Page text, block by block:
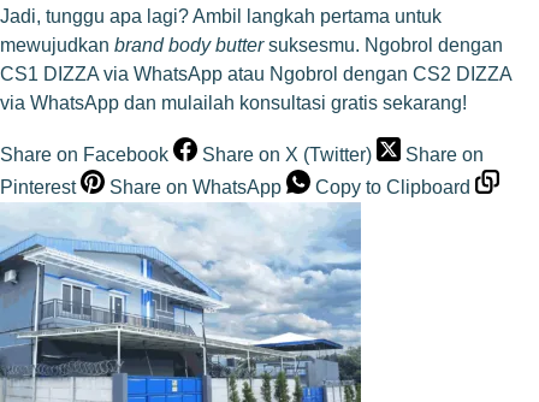
Jadi, tunggu apa lagi? Ambil langkah pertama untuk
mewujudkan brand body buttersuksesmu. Ngobrol dengan
CS1 DIZZA via WhatsApp atau Ngobrol dengan CS2 DIZZA
via WhatsApp dan mulailah konsultasi gratis sekarang!
Share on Facebook Share on X (Twitter)
Share on
Pinterest
Share on WhatsApp Copy to Clipboard